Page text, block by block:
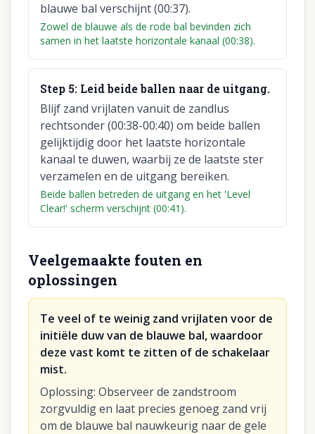
blauwe bal verschijnt (00:37).
Zowel de blauwe als de rode bal bevinden zich
samen in het laatste horizontale kanaal (00:38).
Step 5: Leid beide ballen naar de uitgang.
Blijf zand vrijlaten vanuit de zandlus
rechtsonder (00:38-00:40) om beide ballen
gelijktijdig door het laatste horizontale
kanaal te duwen, waarbij ze de laatste ster
verzamelen en de uitgang bereiken.
Beide ballen betreden de uitgang en het 'Level
Clear!' scherm verschijnt (00:41).
Veelgemaakte fouten en
oplossingen
Te veel of te weinig zand vrijlaten voor de
initiële duw van de blauwe bal, waardoor
deze vast komt te zitten of de schakelaar
mist.
Oplossing: Observeer de zandstroom
zorgvuldig en laat precies genoeg zand vrij
om de blauwe bal nauwkeurig naar de gele